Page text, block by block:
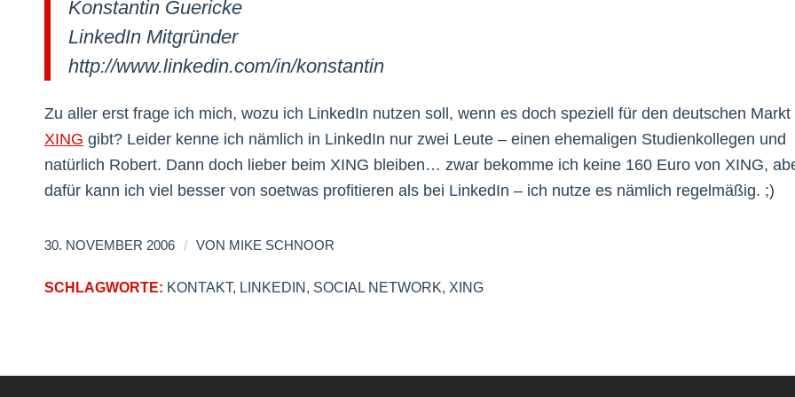
Konstantin Guericke
LinkedIn Mitgründer
http://www.linkedin.com/in/konstantin
Zu aller erst frage ich mich, wozu ich LinkedIn nutzen soll, wenn es doch speziell für den deutschen Markt
XING gibt? Leider kenne ich nämlich in LinkedIn nur zwei Leute – einen ehemaligen Studienkollegen und
natürlich Robert. Dann doch lieber beim XING bleiben… zwar bekomme ich keine 160 Euro von XING,
dafür kann ich viel besser von soetwas profitieren als bei LinkedIn – ich nutze es nämlich regelmäßig. ;)
30. NOVEMBER 2006 / VON MIKE SCHNOOR
SCHLAGWORTE: KONTAKT, LINKEDIN, SOCIAL NETWORK, XING